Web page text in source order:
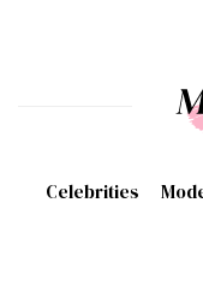
Celebrities